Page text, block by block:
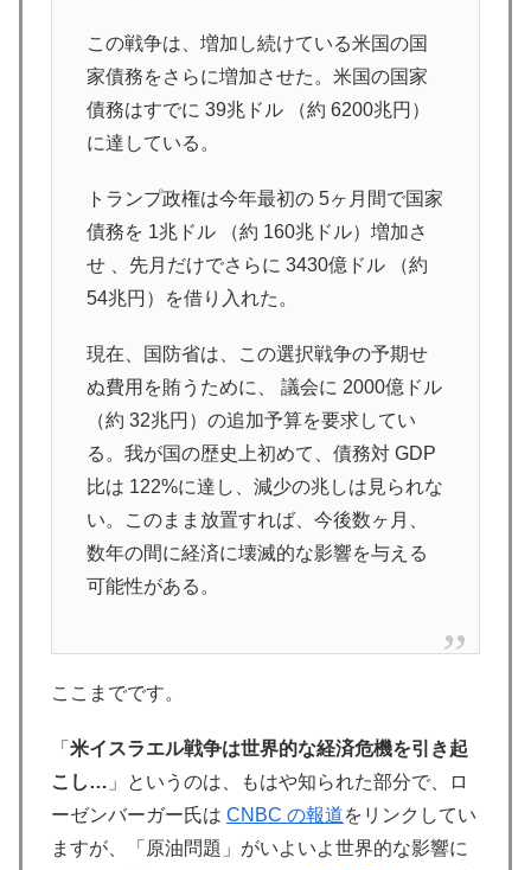
この戦争は、増加し続けている米国の国
家債務をさらに増加させた。米国の国家
債務はすでに 39兆ドル （約 6200兆円）
に達している。
トランプ政権は今年最初の 5ヶ月間で国家
債務を 1兆ドル （約 160兆ドル）増加さ
せ 、先月だけでさらに 3430億ドル （約
54兆円）を借り入れた。
現在、国防省は、この選択戦争の予期せ
ぬ費用を賄うために、 議会に 2000億ドル
（約 32兆円）の追加予算を要求してい
る。我が国の歴史上初めて、債務対 GDP
比は 122%に達し、減少の兆しは見られな
い。このまま放置すれば、今後数ヶ月、
数年の間に経済に壊滅的な影響を与える
可能性がある。
ここまでです。
「 米イスラエル戦争は世界的な経済危機を引き起
こし… 」というのは、もはや知られた部分で、ロ
ーゼンバーガー氏は CNBC の報道をリンクしてい
ますが、「原油問題」がいよいよ世界的な影響に